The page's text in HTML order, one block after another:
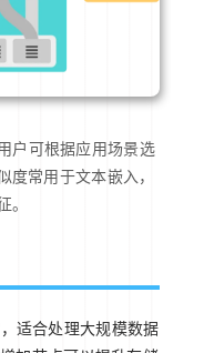
户可根据应用场景选
度常用于文本嵌入，
。
适合处理大规模数据